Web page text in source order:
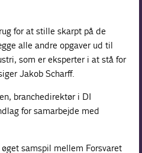
for at stille skarpt på de
alle andre opgaver ud til
som er eksperter i at stå for
Jakob Scharff.
branchedirektør i DI
for samarbejde med
samspil mellem Forsvaret